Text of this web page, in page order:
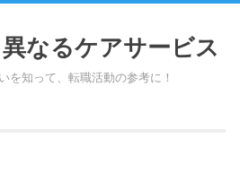
なるケアサービス
を知って、転職活動の参考に！